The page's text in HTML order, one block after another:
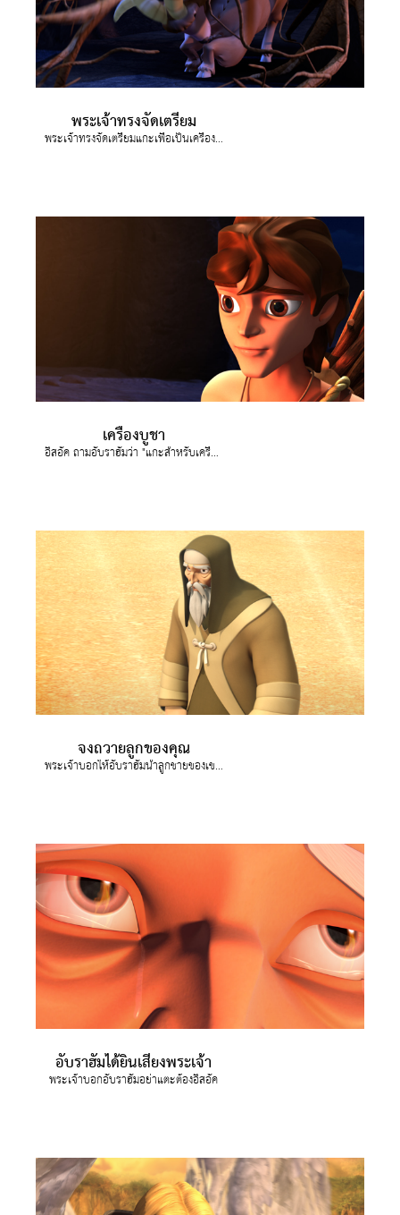
พระเจ้าทรงจัดเตรียม
พระเจ้าทรงจัดเตรียมแกะเพื่อเป็นเครื่องเผาบูชา
เครื่องบูชา
อิสอัค ถามอับราฮัมว่า "แกะสำหรับเครื่องเผาบูชาอยู่ที่ไหน"
จงถวายลูกของคุณ
พระเจ้าบอกให้อับราฮัมนำลูกชายของเขาไปที่ ภูเขาโมรีอา
อับราฮัมได้ยินเสียงพระเจ้า
พระเจ้าบอกอับราฮัมอย่าแตะต้องอิสอัค